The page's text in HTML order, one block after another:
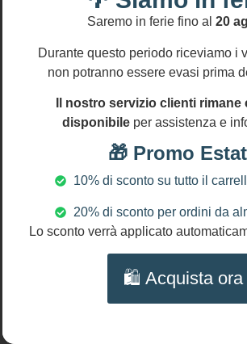
anallergico
Perle
Zama
DIMENSIONI
Lunghezza
della collana:
cm 95 (38″).
NICHEL AND
Prodotti Correlati
Saremo in ferie fino al 20
Durante questo periodo riceviamo i
non potranno essere evasi prima
Il nostro servizio clienti
disponibile per assistenza e
🎁 Promo
10% di sconto su tutto il
20% di sconto per ordini da
Lo sconto verrà applicato
🛍️ Acquista ora